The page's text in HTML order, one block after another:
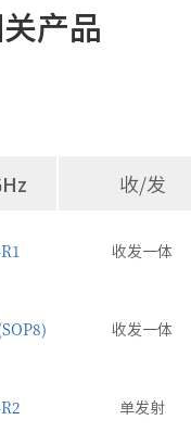
产品
收/发
收发一体
收发一体
单发射